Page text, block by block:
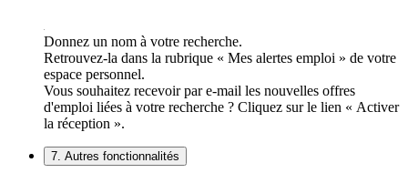
Donnez un nom à votre recherche.
Retrouvez-la dans la rubrique « Mes alertes emploi » de votre
espace personnel.
Vous souhaitez recevoir par e-mail les nouvelles offres
d'emploi liées à votre recherche ? Cliquez sur le lien « Activer
la réception ».
7. Autres fonctionnalités